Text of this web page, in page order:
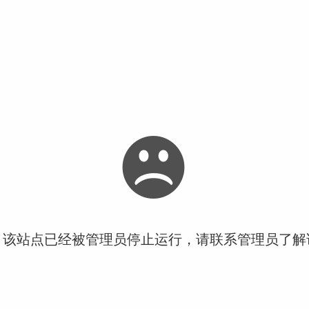
站点已经被管理员停止运行，请联系管理员了